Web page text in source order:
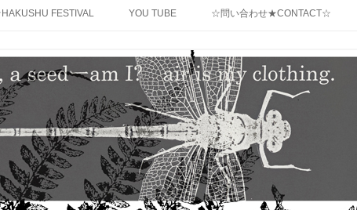
「無言の告知」
地を這う前衛
クス・ガタリ｜オマージュ
1984 BY FÉLIX
FALL 2006｜ART
NEW YORK
出演一覧｜MOVIE ｜TV｜OTHER
FESTIVAL YOU TUBE
CHOREOGRAPHY
田中泯「場踊り」映像資料
“THE UNNAMEABLE DANCE”
DIRECTOR’S INTERVIEW
☆問い合わせ★CONTACT☆
ご連絡用メールアドレス
【FREQUENT INQUIRY】MIN
TANAKA’S WORK-SHOP,ABOUT
BUTOH,VISIT AND STAY
ABOUT MIN TANAKA’S
WORKSHOP 田中泯ワークショッ